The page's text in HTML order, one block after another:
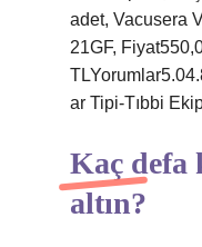
adet, Vacusera
21GF,
ar Tipi-Tıbbi
Kaç defa
altın?